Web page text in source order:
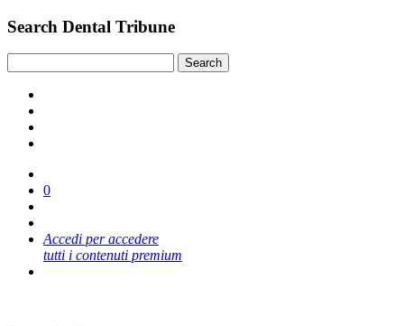
Search Dental Tribune
0
Accedi per accedere
tutti i contenuti premium